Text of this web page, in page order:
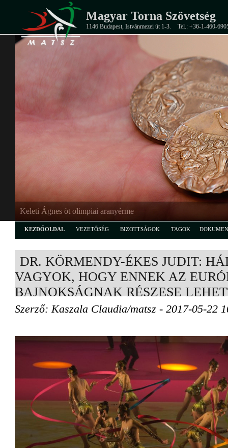
Magyar Torna Szövetség
1146 Budapest, Istvánmezei út 1-3. Tel.: +36-1-460-
Keleti Ágnes öt olimpiai aranyérme
KEZDŐOLDAL VEZETŐSÉG BIZOTTSÁGOK TAGOK
DR. KÖRMENDY-ÉKES JUDIT:
VAGYOK, HOGY ENNEK AZ
BAJNOKSÁGNAK RÉSZESE
Szerző: Kaszala Claudia/matsz - 2017-05-22